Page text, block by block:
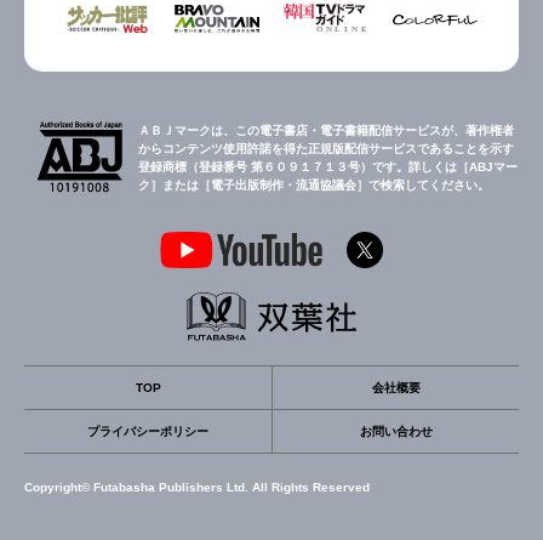
ＡＢＪマークは、この電子書店・電子書籍配信サービスが、著作権者
からコンテンツ使用許諾を得た正規版配信サービスであることを示す
登録商標（登録番号 第６０９１７１３号）です。詳しくは［ABJマー
ク］または［電子出版制作・流通協議会］で検索してください。
TOP 会社概要
プライバシーポリシー お問い合わせ
Copyright© Futabasha Publishers Ltd. All Rights Reserved